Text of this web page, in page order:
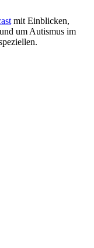
mit Einblicken,
um Autismus im